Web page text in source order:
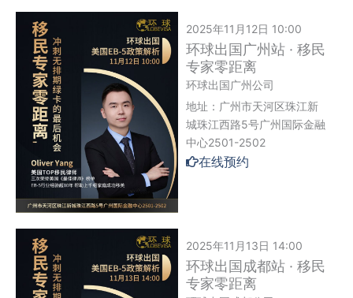
2025年11月12日 10:00
环球出国广州站 · 移民
专家零距离
环球出国广州公司
地址：广州市天河区珠江新
城珠江西路5号广州国际金融
中心2501-2502
在线预约
2025年11月13日 14:00
环球出国成都站 · 移民
专家零距离